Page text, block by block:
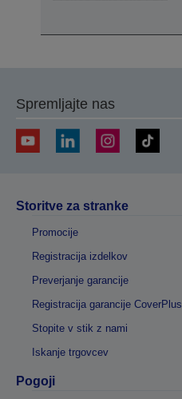
Spremljajte nas
Storitve za stranke
Promocije
Registracija izdelkov
Preverjanje garancije
Registracija garancije CoverPlus
Stopite v stik z nami
Iskanje trgovcev
Pogoji